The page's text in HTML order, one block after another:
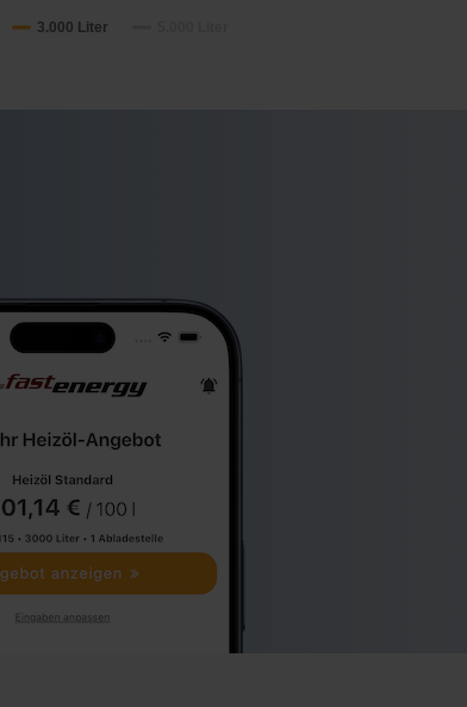
3.000 Liter